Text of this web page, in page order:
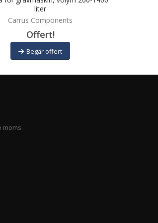
liter
Carrus Components
Offert!
Begär offert
moms.